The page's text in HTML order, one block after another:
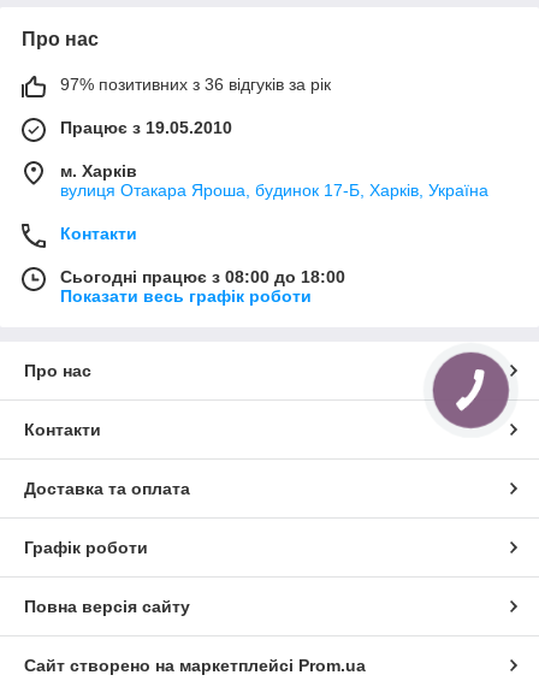
Про нас
97% позитивних з 36 відгуків за рік
Працює з 19.05.2010
м. Харків
вулиця Отакара Яроша, будинок 17-Б, Харків, Україна
Контакти
Сьогодні працює з 08:00 до 18:00
Показати весь графік роботи
Про нас
Контакти
Доставка та оплата
Графік роботи
Повна версія сайту
Сайт створено на маркетплейсі Prom.ua